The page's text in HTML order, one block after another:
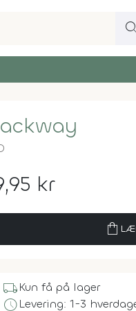
kr
shopping_bag
local_shippingKun få på lager
scheduleLevering: 1-3